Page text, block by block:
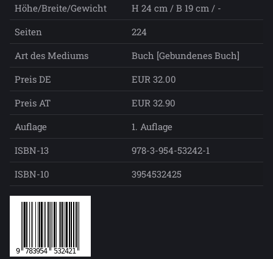
Höhe/Breite/Gewicht
H 24 cm / B 19 cm / -
Seiten
224
Art des Mediums
Buch [Gebundenes Buch]
Preis DE
EUR 32.00
Preis AT
EUR 32.90
Auflage
1. Auflage
ISBN-13
978-3-954-53242-1
ISBN-10
3954532425